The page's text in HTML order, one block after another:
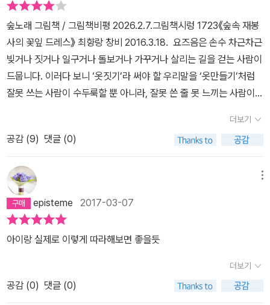
숲노래 그림책 / 그림책비평 2026.2.7.그림책시렁 1723《숲속 재봉
사의 꽃잎 드레스》 최향랑 창비 2016.3.18. 요즈음은 손수 차근차근
빚거나 짓거나 일구거나 돌보거나 가꾸거나 살리는 길을 걷는 사람이
드뭅니다. 이러다 보니 ‘옷짓기’라 써야 할 우리말을 ‘옷만들기’처럼
잘못 쓰는 사람이 수두룩할 뿐 아니라, 잘못 쓴 줄 못 느끼는 사람이
뜻입니다. ‘옷만들기’라면 뚝딱터(공장)에서 똑같이 찍어낸다는 뜻입
니다. 《숲속 재봉사의 꽃잎 드레스》는 ‘숲바늘지기 꽃잎빔’ 이야기를
들려줍니다. 바늘땀으로 옷을 짓는 사람은 꽃잎으로 빔(새옷)을 내놓
습니다. 꽃잎빔이란 ‘꽃빔’이자 ‘잎빔’입니다. 꽃물이며 잎빛으로 새롭
게 빚은 차림결이라서 ‘빔(빛 + 빚다 + 빗다)’이에요. 사람이 예부터
몸에 걸친 천조각은 모두 풀한테서 얻은 실로 짓습니다. 오늘날에는
기름(석유)에서 뽑아내거나 갖은 죽음물(화학약품)으로 만들기 일쑤
이지만, 푸른별 모든 사람은 아득히 먼 옛날 옛적부터 밥살림과 옷살
림과 집살림을 모두 들숲메바다한테서 얻었습니다. 곧, 들숲메바다는
사람한테 살림짓기를 베푼 밭이자 바탕이자 바닥입니다. 누구나 푸른
더보기
공감 (9) 댓글 (0)
episteme 2017-03-07
아이랑 실제로 이렇게 따라해보면 좋을듯
더보기
공감 (0) 댓글 (0)